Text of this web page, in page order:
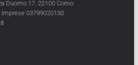
Duomo 17, 22100 Como
Imprese 03799020130